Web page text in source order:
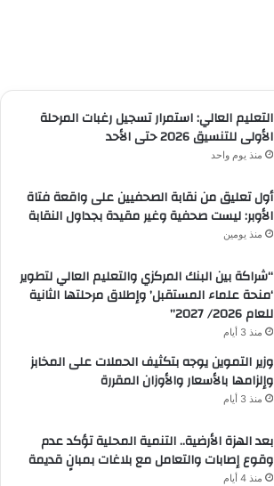
التعليم العالي: استمرار تسجيل رغبات المرحلة
الأولى للتنسيق 2026 حتى الأحد
منذ يوم واحد
أول تعليق من نقابة الصحفيين على واقعة فتاة
الأوبر: ليست صحفية وغير مقيدة بجداول النقابة
منذ يومين
“شراكة بين البنك المركزي والتعليم العالي لتطوير
‘منحة علماء المستقبل’ وإطلاق مرحلتها الثانية
للعام 2026/ 2027”
منذ 3 أيام
وزير التموين يوجه بتكثيف الحملات على المخابز
وإلزامها بالأسعار والأوزان المقررة
منذ 3 أيام
بعد الهزة الأرضية.. التنمية المحلية تؤكد عدم
وقوع إصابات والتعامل مع بلاغات بمبانٍ قديمة
منذ 4 أيام